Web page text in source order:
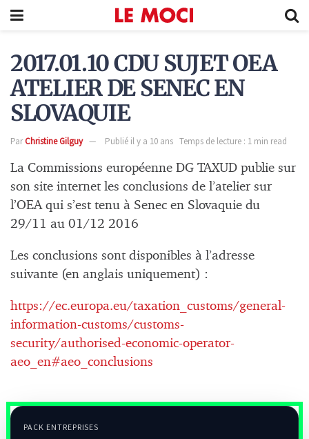
2017.01.10 CDU SUJET OEA
ATELIER DE SENEC EN
SLOVAQUIE
ParChristine Gilguy Publié il y a 10 ans Temps de lecture : 1 min read
La Commissions européenne DG TAXUD publie sur
son site internet les conclusions de l’atelier sur
l’OEA qui s’est tenu à Senec en Slovaquie du
29/11 au 01/12 2016
Les conclusions sont disponibles à l’adresse
suivante (en anglais uniquement) :
https://ec.europa.eu/taxation_customs/general-
information-customs/customs-
security/authorised-economic-operator-
aeo_en#aeo_conclusions
PACK ENTREPRISES